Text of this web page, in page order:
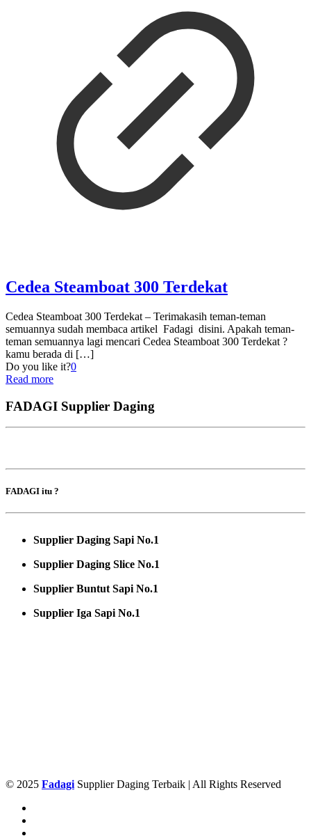
Cedea Steamboat 300 Terdekat
Cedea Steamboat 300 Terdekat – Terimakasih teman-teman
semuannya sudah membaca artikel Fadagi disini. Apakah teman-
teman semuannya lagi mencari Cedea Steamboat 300 Terdekat ?
kamu berada di […]
Do you like it?0
Read more
FADAGI Supplier Daging
FADAGI itu ?
Supplier Daging Sapi No.1
Supplier Daging Slice No.1
Supplier Buntut Sapi No.1
Supplier Iga Sapi No.1
© 2025 Fadagi Supplier Daging Terbaik | All Rights Reserved